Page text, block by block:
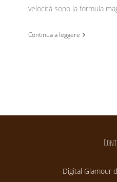
velocità sono la formula
Continua a leggere
Digital Glamour